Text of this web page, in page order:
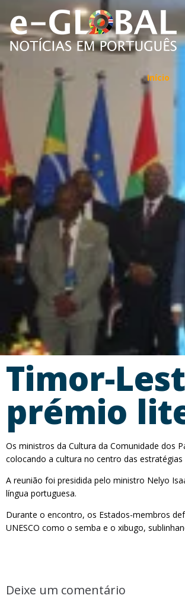
Início
Timor-
prémio
Os ministros da Cultura da Comunidade dos
colocando a cultura no centro das
A reunião foi presidida pelo ministro Nelyo
língua portuguesa.
Durante o encontro, os Estados-membros
UNESCO como o semba e o xibugo,
Deixe um comentário